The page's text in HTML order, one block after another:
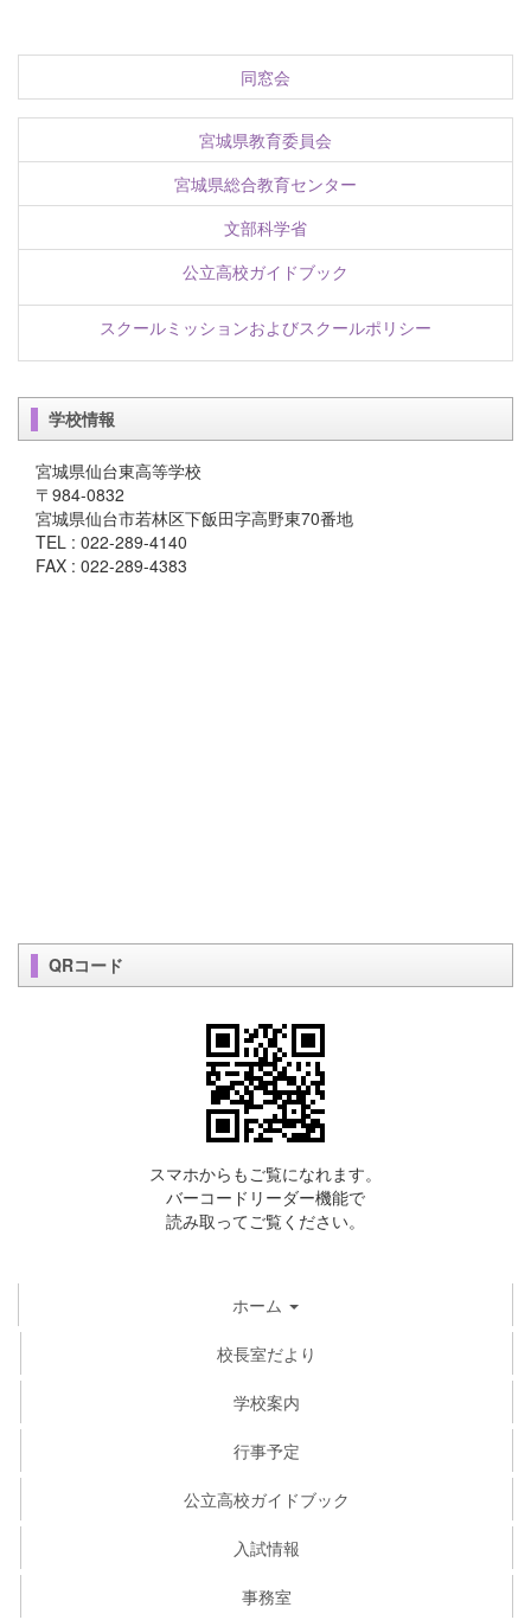
同窓会
宮城県教育委員会
宮城県総合教育センター
文部科学省
公立高校ガイドブック
スクールミッションおよびスクールポリシー
学校情報
宮城県仙台東高等学校
〒984-0832
宮城県仙台市若林区下飯田字高野東70番地
TEL : 022-289-4140
FAX : 022-289-4383
QRコード
スマホからもご覧になれます。
バーコードリーダー機能で
読み取ってご覧ください。
ホーム
校長室だより
学校案内
行事予定
公立高校ガイドブック
入試情報
事務室